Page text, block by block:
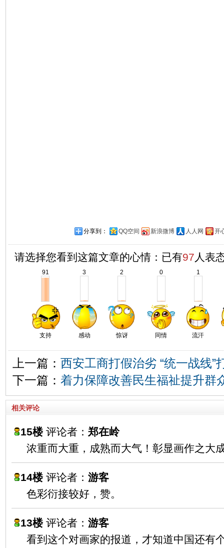
分享到： QQ空间 新浪微博 人人网 开
请选择您看到这篇文章的心情：已有97 人表
91
支持
3
感动
2
惊讶
0
同情
1
流汗
上一篇： 西安工商打假治劣 “统一战线”
下一篇： 着力保障改善民生福祉提升群
相关评论
15楼评论者： 郑在岭
浓重而大重，成熟而大气！彰显画作之大
14楼评论者： 游客
色彩衍接较好，赞。
13楼评论者： 游客
看到这个对画家的报道，才知道中国还有